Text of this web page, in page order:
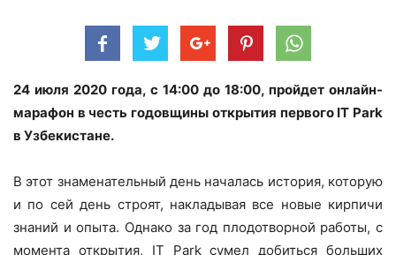
24 июля 2020 года, с 14:00 до 18:00, пройдет онлайн-
марафон в честь годовщины открытия первого IT Park
в Узбекистане.
В этот знаменательный день началась история, которую
и по сей день строят, накладывая все новые кирпичи
знаний и опыта. Однако за год плодотворной работы, с
момента открытия, IT Park сумел добиться больших